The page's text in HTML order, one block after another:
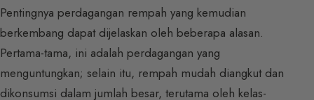
Pentingnya perdagangan rempah yang kemudian
berkembang dapat dijelaskan oleh beberapa alasan.
Pertama-tama, ini adalah perdagangan yang
menguntungkan; selain itu, rempah mudah diangkut dan
dikonsumsi dalam jumlah besar, terutama oleh kelas-